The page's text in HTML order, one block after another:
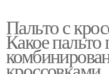
Пальто с
Какое пальто